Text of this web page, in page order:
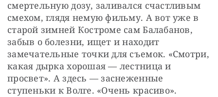
смертельную дозу, заливался счастливым
смехом, глядя немую фильму. А вот уже в
старой зимней Костроме сам Балабанов,
забыв о болезни, ищет и находит
замечательные точки для съемок. «Смотри,
какая дырка хорошая — лестница и
просвет». А здесь — заснеженные
ступеньки к Волге. «Очень красиво».